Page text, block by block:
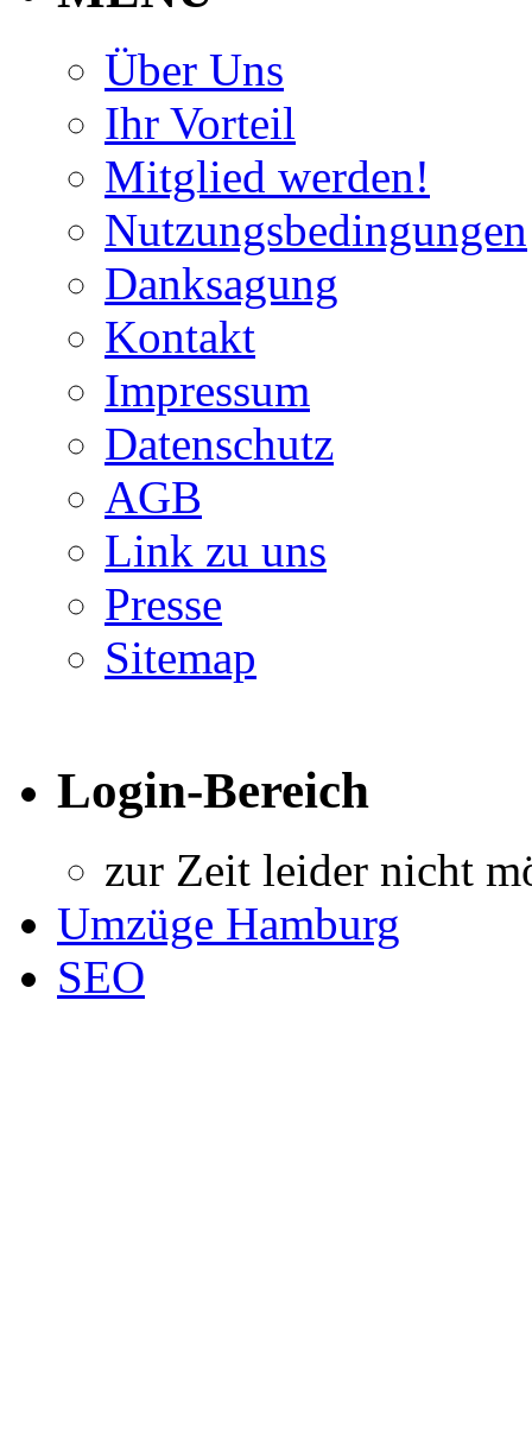
Über Uns
Ihr Vorteil
Mitglied werden!
Nutzungsbedingungen
Danksagung
Kontakt
Impressum
Datenschutz
AGB
Link zu uns
Presse
Sitemap
Login-Bereich
zur Zeit leider nicht
Umzüge Hamburg
SEO